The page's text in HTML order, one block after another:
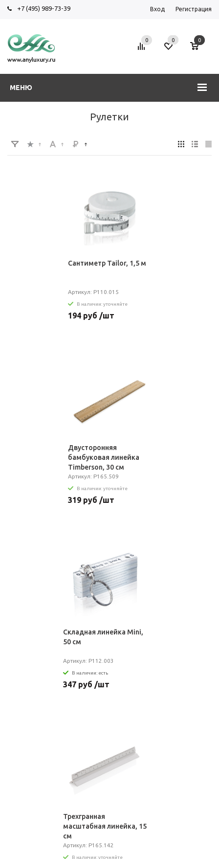
+7 (495) 989-73-39 Вход Регистрация
МЕНЮ
0 0 0
Рулетки
Сантиметр Tailor, 1,5 м
Артикул: P110.015
В наличии: уточняйте
194 руб /шт
Двусторонняя
бамбуковая линейка
Timberson, 30 см
Артикул: P165.509
В наличии: уточняйте
319 руб /шт
Складная линейка Mini,
50 см
Артикул: P112.003
В наличии: есть
347 руб /шт
Трехгранная
масштабная линейка, 15
см
Артикул: P165.142
В наличии: уточняйте